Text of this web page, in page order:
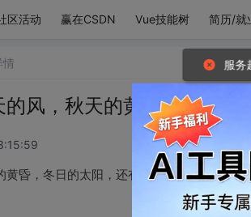
区活动 赢在CSDN Vue技能树 简历/就
情
风，秋天的黄昏，冬日的
昏，冬日的太阳，还有每天的你
服务